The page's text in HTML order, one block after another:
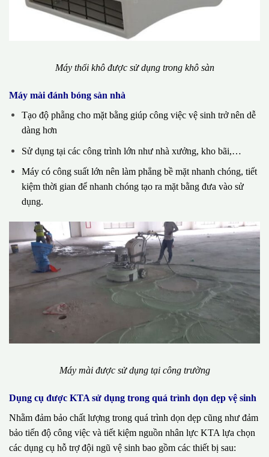
Máy thổi khô được sử dụng trong khô sàn
Máy mài đánh bóng sàn nhà
Tạo độ phẵng cho mặt bằng giúp công việc vệ sinh trở nên dễ
dàng hơn
Sử dụng tại các công trình lớn như nhà xưởng, kho bãi,…
Máy có công suất lớn nên làm phẳng bề mặt nhanh chóng, tiết
kiệm thời gian để nhanh chóng tạo ra mặt bằng đưa vào sử
dụng.
Máy mài được sử dụng tại công trường
Dụng cụ được KTA sử dụng trong quá trình dọn dẹp vệ sinh
Nhằm đảm bảo chất lượng trong quá trình dọn dẹp cũng như đảm
bảo tiến độ công việc và tiết kiệm nguồn nhân lực KTA lựa chọn
các dụng cụ hỗ trợ đội ngũ vệ sinh bao gồm các thiết bị sau: